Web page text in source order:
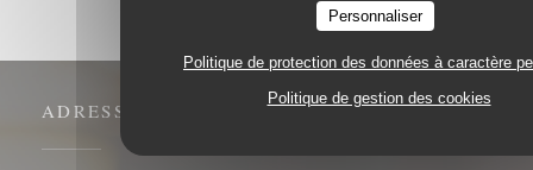
Personnaliser
Politique de protection des données à caractère
Politique de gestion des cookies
ADRESSE